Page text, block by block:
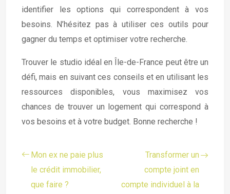
identifier les options qui correspondent à vos
besoins. N’hésitez pas à utiliser ces outils pour
gagner du temps et optimiser votre recherche.
Trouver le studio idéal en Île-de-France peut être un
défi, mais en suivant ces conseils et en utilisant les
ressources disponibles, vous maximisez vos
chances de trouver un logement qui correspond à
vos besoins et à votre budget. Bonne recherche !
Mon ex ne paie plus
le crédit immobilier,
que faire ?
Transformer un
compte joint en
compte individuel à la